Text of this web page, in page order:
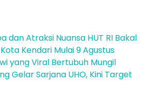
dan Atraksi Nuansa HUT RI Bakal
Kendari Mulai 9 Agustus
yang Viral Bertubuh Mungil
Gelar Sarjana UHO, Kini Target